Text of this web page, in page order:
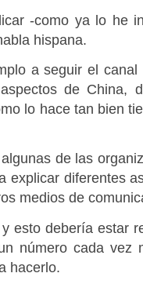
-como ya lo he
hispana.
a seguir el canal
de China,
lo hace tan bien
de las
explicar diferentes
medios de
esto debería estar
número cada
hacerlo.